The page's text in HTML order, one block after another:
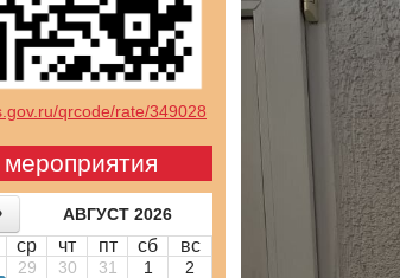
qrcode/rate/349028
АВГУСТ 2026
ср чт пт сб вс
29 30 31 1 2